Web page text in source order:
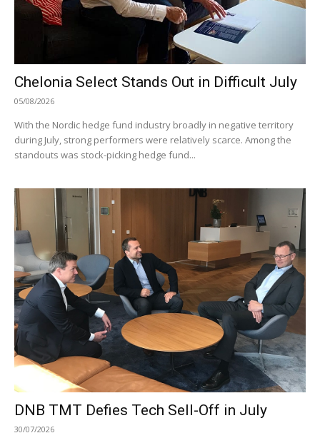
Chelonia Select Stands Out in Difficult July
05/08/2026
With the Nordic hedge fund industry broadly in negative territory
during July, strong performers were relatively scarce. Among the
standouts was stock-picking hedge fund...
DNB TMT Defies Tech Sell-Off in July
30/07/2026